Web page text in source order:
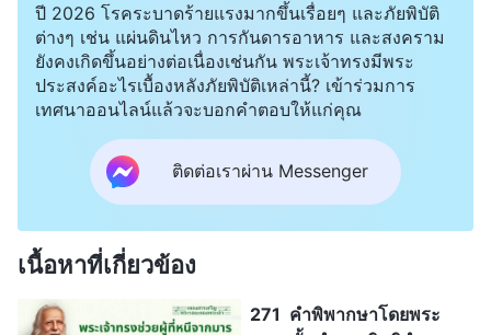
ปี 2026 โรคระบาดร้ายแรงมากขึ้นเรื่อยๆ และภัยพิบัติ
ต่างๆ เช่น แผ่นดินไหว การกันดารอาหาร และสงคราม
ยังคงเกิดขึ้นอย่างต่อเนื่องเช่นกัน พระเจ้าทรงมีพระ
ประสงค์อะไรเบื้องหลังภัยพิบัติเหล่านี้? เข้าร่วมการ
เทศนาออนไลน์แล้วจะบอกคำตอบให้แก่คุณ
ติดต่อเราผ่าน Messenger
เนื้อหาที่เกี่ยวข้อง
271 คำพิพากษาโดยพระ